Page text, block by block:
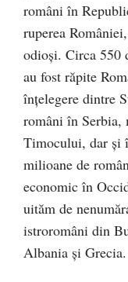
români în
ruperea
odioși. Circa 550
au fost răpite
înțelegere dintre
români în Serbia,
Timocului, dar și
milioane de
economic în
uităm de
istroromâni din
Albania și